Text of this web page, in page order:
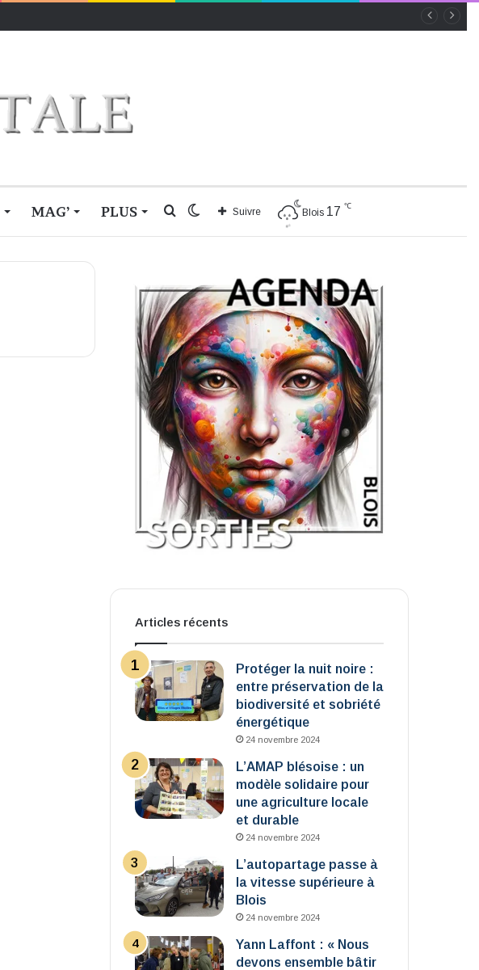
MAG’ PLUS Blois 17 ℃
Suivre
Switch
Rechercher
Articles récents
Protéger la nuit noire :
entre préservation de la
biodiversité et sobriété
énergétique
24 novembre 2024
L’AMAP blésoise : un
modèle solidaire pour
une agriculture locale
et durable
24 novembre 2024
L’autopartage passe à
la vitesse supérieure à
Blois
24 novembre 2024
Yann Laffont : « Nous
devons ensemble bâtir